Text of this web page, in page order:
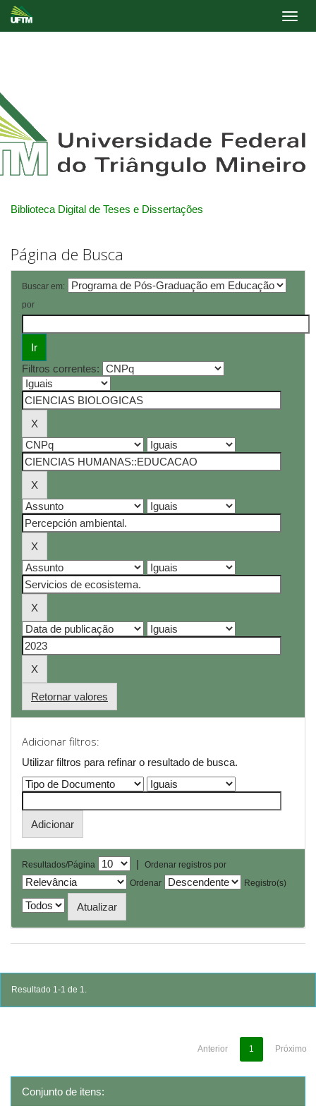
Biblioteca Digital de Teses e Dissertações
Página de Busca
Buscar em:
por
Filtros correntes:
Retornar valores
Adicionar filtros:
Utilizar filtros para refinar o resultado de busca.
Resultados/Página |
Ordenar registros por
Ordenar
Registro(s)
Resultado 1-1 de 1.
Anterior 1 Próximo
Conjunto de itens: